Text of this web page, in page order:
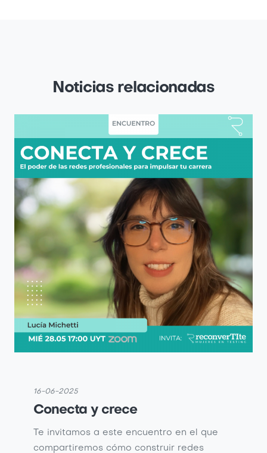
Noticias relacionadas
16-06-2025
Conecta y crece
Te invitamos a este encuentro en el que
compartiremos cómo construir redes